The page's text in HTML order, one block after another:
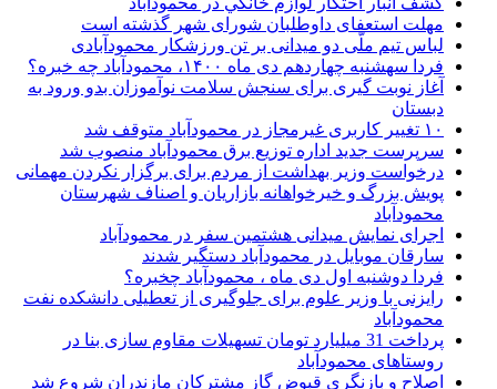
مهلت استعفای داوطلبان شورای شهر گذشته است
لباس تیم ملّی دو میدانی بر تن ورزشکار محمودآبادی
فردا سهشنبه چهاردهم دی ماه ۱۴۰۰، محمودآباد چه خبره؟
آغاز نوبت گیری برای سنجش سلامت نوآموزان بدو ورود به
دبستان
۱۰ تغییر کاربری غیرمجاز در محمودآباد متوقف شد
سرپرست جدید اداره توزیع برق محمودآباد منصوب شد
درخواست وزیر بهداشت از مردم برای برگزار نکردن مهمانی
پویش بزرگ و خیرخواهانه بازاریان و اصناف شهرستان
محمودآباد
اجرای نمایش میدانی هشتمین سفر در محمودآباد
سارقان موبایل در محمودآباد دستگیر شدند
فردا دوشنبه اول دی ماه ، محمودآباد چخبره؟
رایزنی با وزیر علوم برای جلوگیری از تعطیلی دانشکده نفت
محمودآباد
پرداخت 31 میلیارد تومان تسهیلات مقاوم سازی بنا در
روستاهای محمودآباد
اصلاح و بازنگری قبوض گاز مشترکان مازندران شروع شد